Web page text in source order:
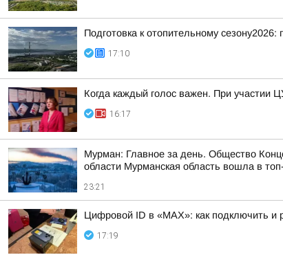
Подготовка к отопительному
17:10
Когда каждый голос важен. При участии
16:17
Мурман: Главное за день. Общество
области Мурманская область вошла в
23:21
Цифровой ID в «MAX»: как подключить и
17:19